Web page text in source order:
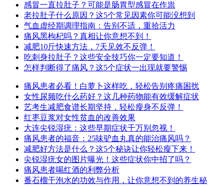
感冒一直拉肚子？可能是肠胃型感冒在作祟
老拉肚子什么原因？这5个常见因素你可能没想到
气血虚经期调理指南：告别不适，重拾活力
痛风黑枸杞吗？真相让你意想不到！
减肥10斤快速方法，7天见效不反弹！
吃刺身拉肚子？这些安全技巧你一定要知道！
怎样判断得了痛风？这5个症状一出现就要警惕
痛风患者必看！白萝卜这样吃，轻松告别疼痛困扰
女性尿频吃什么药好？这几种药物能有效缓解症状
艺考生减肥食谱长期坚持，轻松瘦身不反弹！
红枣豆浆对女性贫血的改善效果
大连尖锐湿疣：这些早期症状千万别忽视！
痛风患者的福音：25味驴血丸真的能治痛风吗？
减肥好方法是什么？这5个秘诀让你轻松瘦下来！
尖锐湿疣女的图片曝光！这些症状你中招了吗？
痛风患者喝红酒的利弊分析
番石榴干泡水的功效与作用，让你意想不到的养生秘